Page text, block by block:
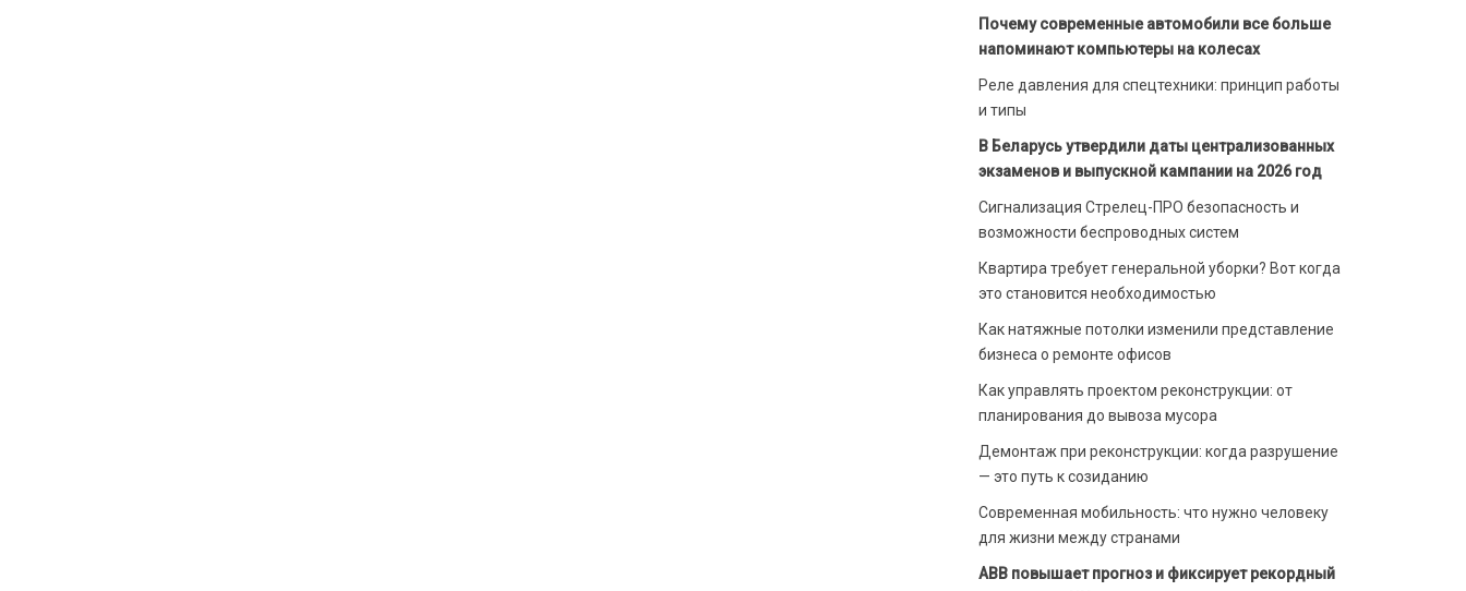
Почему современные автомобили все больше
напоминают компьютеры на колесах
Реле давления для спецтехники: принцип работы
и типы
В Беларусь утвердили даты централизованных
экзаменов и выпускной кампании на 2026 год
Сигнализация Стрелец-ПРО безопасность и
возможности беспроводных систем
Квартира требует генеральной уборки? Вот когда
это становится необходимостью
Как натяжные потолки изменили представление
бизнеса о ремонте офисов
Как управлять проектом реконструкции: от
планирования до вывоза мусора
Демонтаж при реконструкции: когда разрушение
— это путь к созиданию
Современная мобильность: что нужно человеку
для жизни между странами
ABB повышает прогноз и фиксирует рекордный